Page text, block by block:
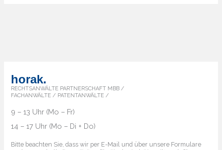
horak.
RECHTSANWÄLTE PARTNERSCHAFT MBB /
FACHANWÄLTE / PATENTANWÄLTE /
9 – 13 Uhr (Mo – Fr)
14 – 17 Uhr (Mo – Di + Do)
Bitte beachten Sie, dass wir per E-Mail und über unsere Formulare